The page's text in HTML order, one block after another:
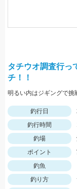
タチウオ調査行っ
チ！！
釣行日
釣行時間
釣場
ポイント
釣魚
釣り方